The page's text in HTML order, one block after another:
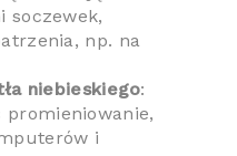
soczewek,
np. na
niebieskiego:
promieniowanie,
i